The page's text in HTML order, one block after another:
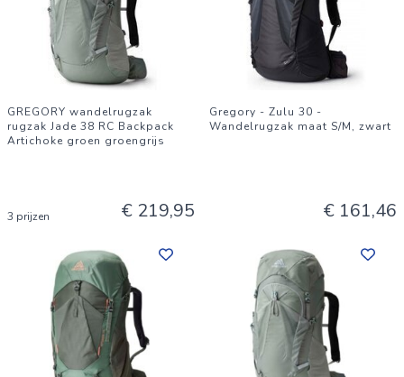
GREGORY wandelrugzak
rugzak Jade 38 RC Backpack
Artichoke groen groengrijs
3 prijzen € 219,95
Gregory - Zulu 30 -
Wandelrugzak maat S/M, zwart
€ 161,46